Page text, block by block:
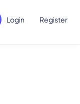
Login Register